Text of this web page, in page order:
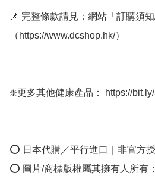
📌 完整條款請見：網站「訂購須知
（https://www.dcshop.hk/）
❇️更多其他健康產品： https://
⭕ 日本代購／平行進口｜非官方
⭕ 圖片/商標版權屬其擁有人所有